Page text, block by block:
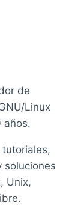
de
Linux
años.
soluciones
Unix,